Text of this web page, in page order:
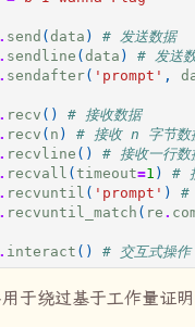
. send ( data )
# 发送数据
. sendline ( data )
# 发送
. sendafter( 'prompt' ,
. recv ()
# 接收数据
. recv ( n )
# 接收 n 字节数
. recvline ()
# 接收一行数
. recvall ( timeout=1 )
#
. recvuntil ( 'prompt' )
#
. recvuntil_match ( re .
. interact () # 交互式操作
于绕过基于工作量证